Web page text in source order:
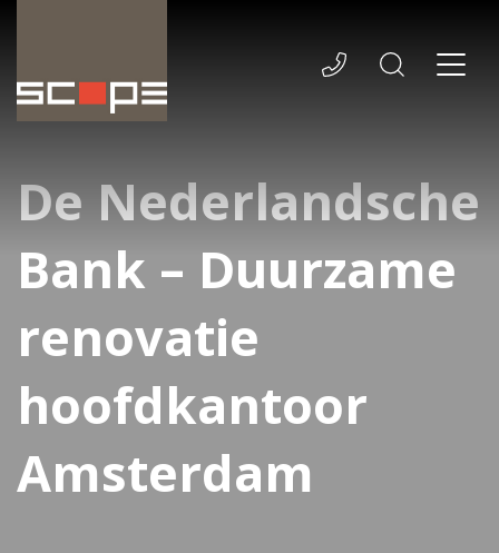
De Nederlandsche
Bank – Duurzame
renovatie
hoofdkantoor
Amsterdam